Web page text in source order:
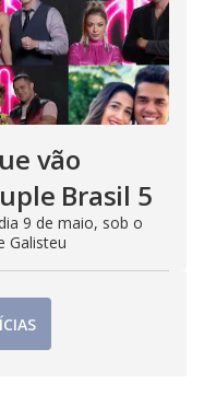
vão
Brasil 5
9 de maio, sob o
Galisteu